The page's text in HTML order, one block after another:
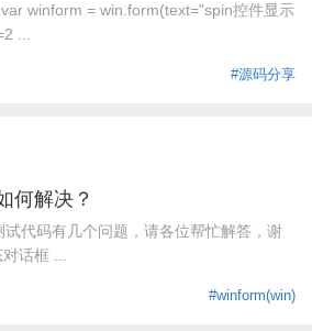
winform = win.form(text="spin控件显示
...
#源码分享
何解决？
代码有几个问题，请各位帮忙解答，谢
话框 ...
#winform(win)